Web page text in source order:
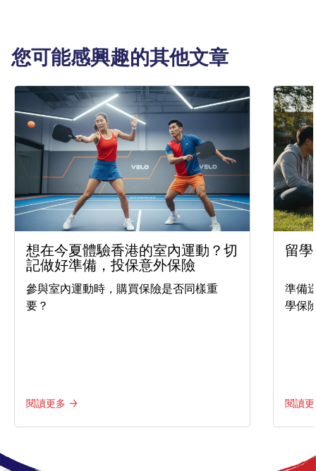
您可能感興趣的其他文章
想在今夏體驗香港的室內運動？切
記做好準備，投保意外保險
參與室內運動時，購買保險是否同樣重
要？
閱讀更多
留
準備
學保
閱讀